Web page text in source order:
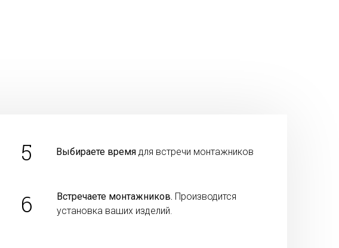
5 Выбираете времядля встречи монтажников
6 Встречаете монтажников. Производится
установка ваших изделий.